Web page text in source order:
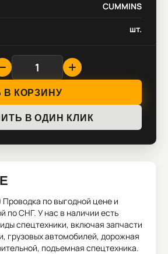
CUMMINS
шт.
КОРЗИНУ
В ОДИН КЛИК
Проводка по выгодной цене и
по СНГ. У нас в наличии есть
спецтехники, включая запчасти
грузовых автомобилей, дорожная
подъемная спецтехника.